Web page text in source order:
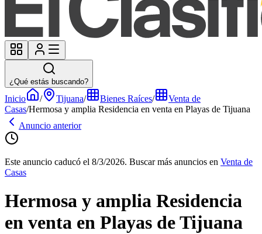
¿Qué estás buscando?
Inicio / Tijuana/ Bienes Raíces/
Venta de
Casas/Hermosa y amplia Residencia en venta en Playas de Tijuana
Anuncio anterior
Este anuncio caducó el 8/3/2026. Buscar más anuncios en Venta de
Casas
Hermosa y amplia Residencia
en venta en Playas de Tijuana